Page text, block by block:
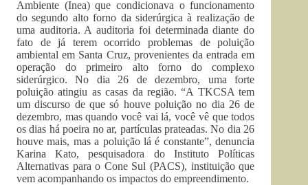
Ambiente (Inea) que condicionava o funcionamento
do segundo alto forno da siderúrgica à realização de
uma auditoria. A auditoria foi determinada diante do
fato de já terem ocorrido problemas de poluição
ambiental em Santa Cruz, provenientes da entrada em
operação do primeiro alto forno do complexo
siderúrgico. No dia 26 de dezembro, uma forte
poluição atingiu as casas da região. “A TKCSA tem
um discurso de que só houve poluição no dia 26 de
dezembro, mas quando você vai lá, você vê que todos
os dias há poeira no ar, partículas prateadas. No dia 26
houve mais, mas a poluição lá é constante”, denuncia
Karina Kato, pesquisadora do Instituto Políticas
Alternativas para o Cone Sul (PACS), instituição que
vem acompanhando os impactos do empreendimento.